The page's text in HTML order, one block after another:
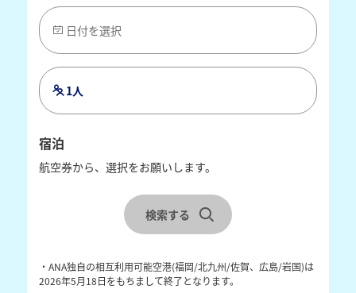
日付を選択
1人
宿泊
航空券から、選択をお願いします。
宿泊地を選択
チェックイン・チェックアウトを選択
検索する
・ANA独自の相互利用可能空港(福岡/北九州/佐賀、広島/岩国)は
2026年5月18日をもちまして終了となります。